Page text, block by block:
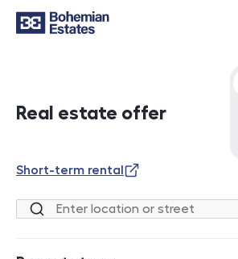
Real estate offer
Short-term rental
Location or street